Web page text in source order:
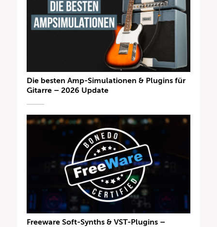
Die besten Amp-Simulationen & Plugins für
Gitarre – 2026 Update
Freeware Soft-Synths & VST-Plugins –